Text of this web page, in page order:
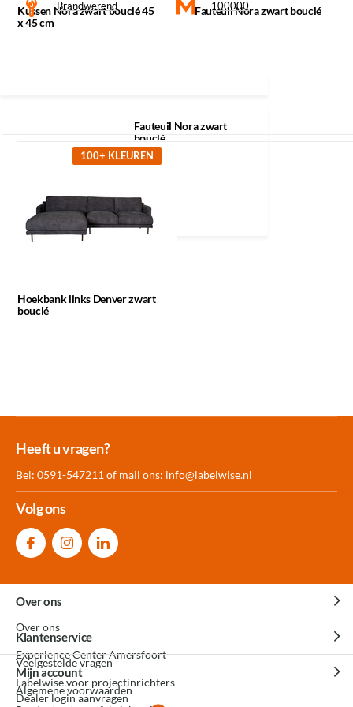
Brandwerend 100000
Fauteuil Nora zwart
bouclé
Kussen Nora zwart bouclé 45
x 45 cm
Fauteuil Nora zwart bouclé
Hoekbank links Denver zwart
bouclé
100+ KLEUREN
Meer dan 30.000
Heeft u vragen?
Bel: 0591-547211 of mail ons: info@labelwise.nl
Volg ons
Over ons
Over ons
Experience Center Amersfoort
Labelwise voor projectinrichters
Klantenservice
Veelgestelde vragen
Algemene voorwaarden
Mijn account
Dealer login aanvragen